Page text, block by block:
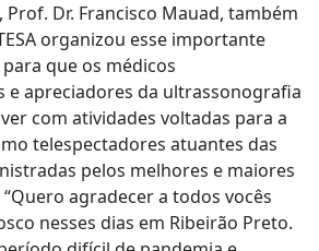
Dr. Francisco Mauad, também
organizou esse importante
que os médicos
e apreciadores da ultrassonografia
com atividades voltadas para a
telespectadores atuantes das
pelos melhores e maiores
agradecer a todos vocês
nesses dias em Ribeirão Preto.